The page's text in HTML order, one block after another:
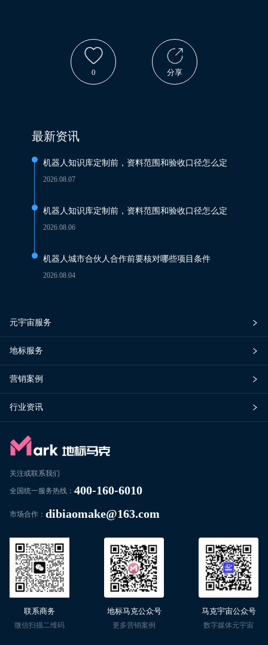
0 分享
最新资讯
机器人知识库定制前，资料范围和验收口径怎么定
2026.08.07
机器人知识库定制前，资料范围和验收口径怎么定
2026.08.06
机器人城市合伙人合作前要核对哪些项目条件
2026.08.04
元宇宙服务
地标服务
营销案例
行业资讯
关注或联系我们
全国统一服务热线： 400-160-6010
市场合作： dibiaomake@163.com
联系商务
微信扫描二维码
地标马克公众号
更多营销案例
马克宇宙公众号
数字媒体元宇宙